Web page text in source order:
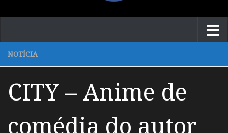
NOTÍCIA
CITY – Anime de
comédia do autor